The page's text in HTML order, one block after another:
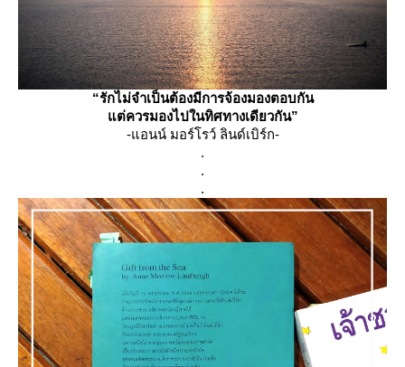
“รักไม่จำเป็นต้องมีการจ้องมองตอบกัน
ต่ควรมองไปในทิศทางเดียวกัน”
-แอนน์ มอร์โรว์ ลินด์เบิร์ก-
.
.
.